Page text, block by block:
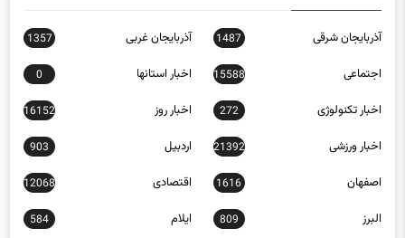
آذربایجان شرقی
اجتماعی 15588 اخبار استانها 0
اخبار تکنولوژی 272 اخبار روز 16152
اخبار ورزشی 21392 اردبیل 903
اصفهان 1616 اقتصادی 12068
البرز 809 ایلام 584
بازار مالی 32 بوشهر 485